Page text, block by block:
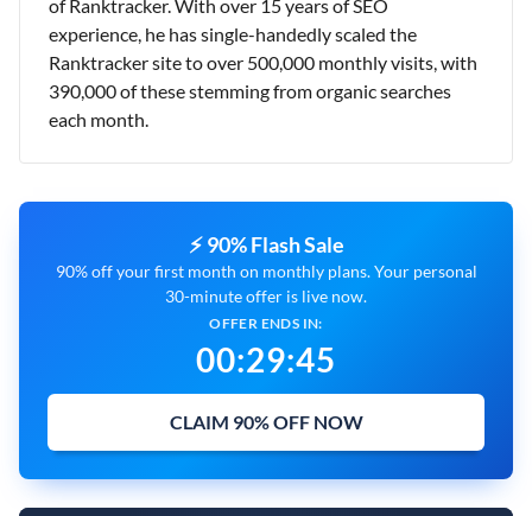
of Ranktracker. With over 15 years of SEO
experience, he has single-handedly scaled the
Ranktracker site to over 500,000 monthly visits, with
390,000 of these stemming from organic searches
each month.
⚡ 90% Flash Sale
90% off your first month on monthly plans. Your personal
30-minute offer is live now.
OFFER ENDS IN:
00:29:43
CLAIM 90% OFF NOW